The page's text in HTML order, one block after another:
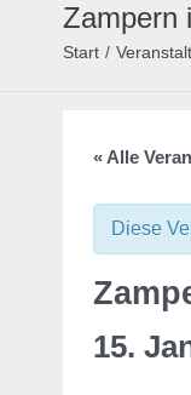
Zampern
Start /
« Alle
Diese
15.